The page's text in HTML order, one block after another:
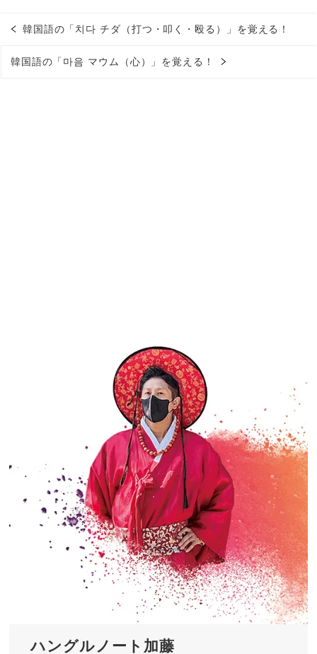
韓国語の「치다 チダ（打つ・叩く・殴る）」を覚える！
韓国語の「마음 マウム（心）」を覚える！
ハングルノート加藤